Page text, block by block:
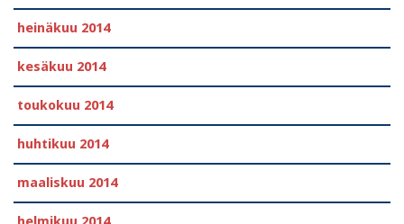
heinäkuu 2014
kesäkuu 2014
toukokuu 2014
huhtikuu 2014
maaliskuu 2014